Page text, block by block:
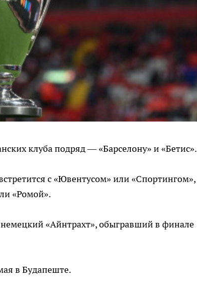
клуба подряд — «Барселону» и «Бетис».
с «Ювентусом» или «Спортингом»,
«Ромой».
«Айнтрахт», обыгравший в финале
в Будапеште.